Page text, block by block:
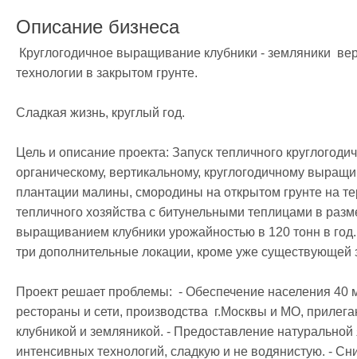
Описание бизнеса
технологии в закрытом грунте.
Сладкая жизнь, круглый год.
Цель и описание проекта: Запуск тепличного
органическому, вертикальному, круглогодичному
плантации малины, смородины на открытом грунте на
тепличного хозяйства с битунельными теплицами в
выращиванием клубники урожайностью в 120 тонн в
три дополнительные локации, кроме уже существующей
Проект решает проблемы:  - Обеспечение населения 40
рестораны и сети, производства  г.Москвы и МО,
клубникой и земляникой. - Предоставление
интенсивных технологий, сладкую и не водянистую. -